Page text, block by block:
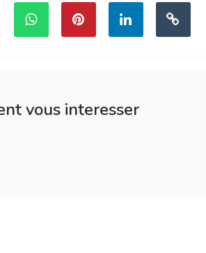
vous interesser